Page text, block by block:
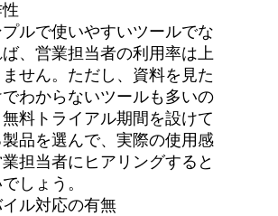
プルで使いやすいツールでな
、営業担当者の利用率は上
せん。ただし、資料を見た
わからないツールも多いの
料トライアル期間を設けて
品を選んで、実際の使用感
業担当者にヒアリングすると
しょう。
ル対応の有無